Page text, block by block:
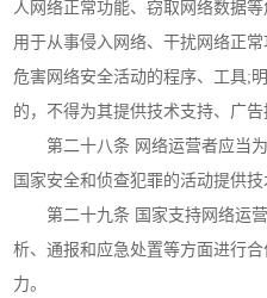
人网络正常功能、窃取网络数据
用于从事侵入网络、干扰网络正
危害网络安全活动的程序、工具;
的，不得为其提供技术支持、广告
第二十八条 网络运营者应当为
国家安全和侦查犯罪的活动提供技
第二十九条 国家支持网络运营
析、通报和应急处置等方面进行
力。